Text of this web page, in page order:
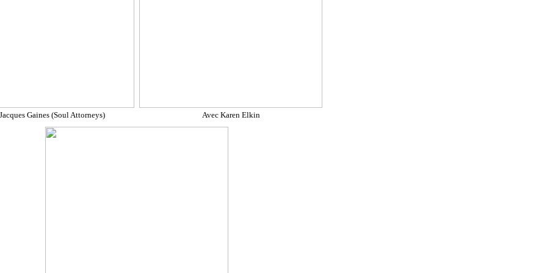
Gaines (Soul Attorneys) Avec Karen Elkin